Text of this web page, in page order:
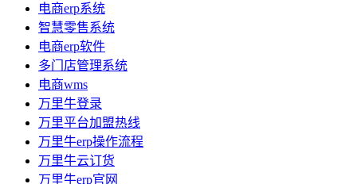
电商erp系统
智慧零售系统
电商erp软件
多门店管理系统
电商wms
万里牛登录
万里平台加盟热线
万里牛erp操作流程
万里牛云订货
万里牛erp官网